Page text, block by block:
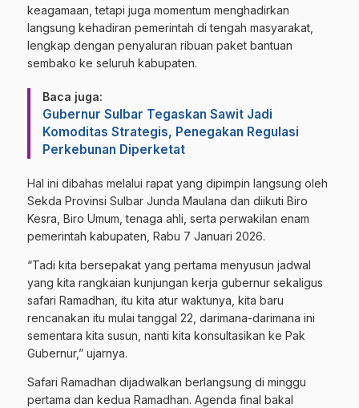
keagamaan, tetapi juga momentum menghadirkan
langsung kehadiran pemerintah di tengah masyarakat,
lengkap dengan penyaluran ribuan paket bantuan
sembako ke seluruh kabupaten.
Baca juga:
Gubernur Sulbar Tegaskan Sawit Jadi
Komoditas Strategis, Penegakan Regulasi
Perkebunan Diperketat
Hal ini dibahas melalui rapat yang dipimpin langsung oleh
Sekda Provinsi Sulbar Junda Maulana dan diikuti Biro
Kesra, Biro Umum, tenaga ahli, serta perwakilan enam
pemerintah kabupaten, Rabu 7 Januari 2026.
“Tadi kita bersepakat yang pertama menyusun jadwal
yang kita rangkaian kunjungan kerja gubernur sekaligus
safari Ramadhan, itu kita atur waktunya, kita baru
rencanakan itu mulai tanggal 22, darimana-darimana ini
sementara kita susun, nanti kita konsultasikan ke Pak
Gubernur,” ujarnya.
Safari Ramadhan dijadwalkan berlangsung di minggu
pertama dan kedua Ramadhan. Agenda final bakal